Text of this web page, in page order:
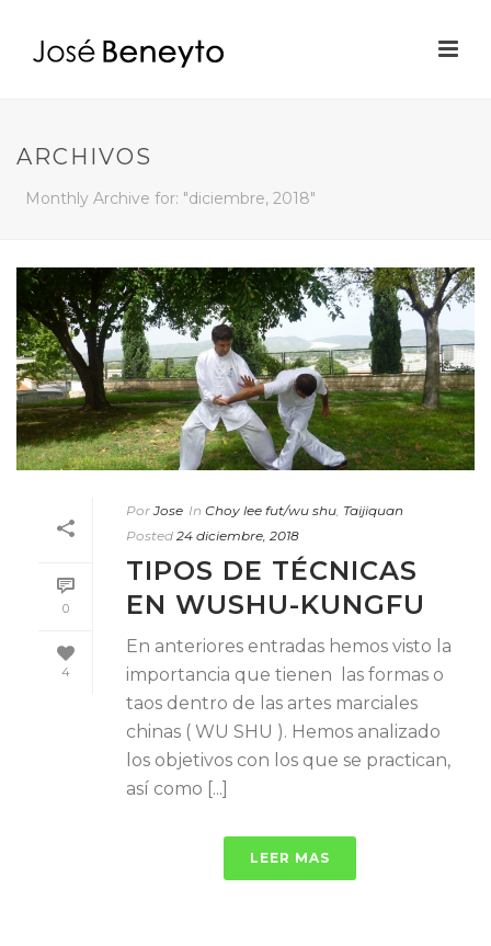
ARCHIVOS
Monthly Archive for: "diciembre, 2018"
0
4
Por Jose In Choy lee fut/wu shu Taijiquan
Posted 24 diciembre, 2018
TIPOS DE TÉCNICAS
EN WUSHU-KUNGFU
En anteriores entradas hemos visto la
importancia que tienen las formas o
taos dentro de las artes marciales
chinas ( WU SHU ). Hemos analizado
los objetivos con los que se practican,
así como [...]
LEER MAS